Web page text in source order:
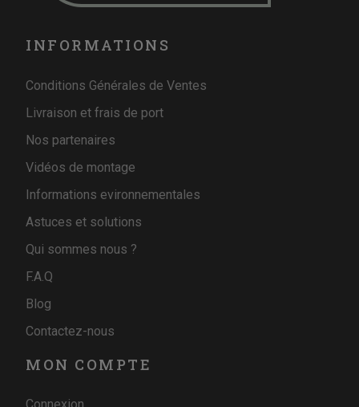
INFORMATIONS
Conditions Générales de Ventes
Livraison et frais de port
Nos partenaires
Vidéos de montage
Informations evironnementales
Astuces et solutions
Qui sommes nous ?
F.A.Q
Blog
Contactez-nous
MON COMPTE